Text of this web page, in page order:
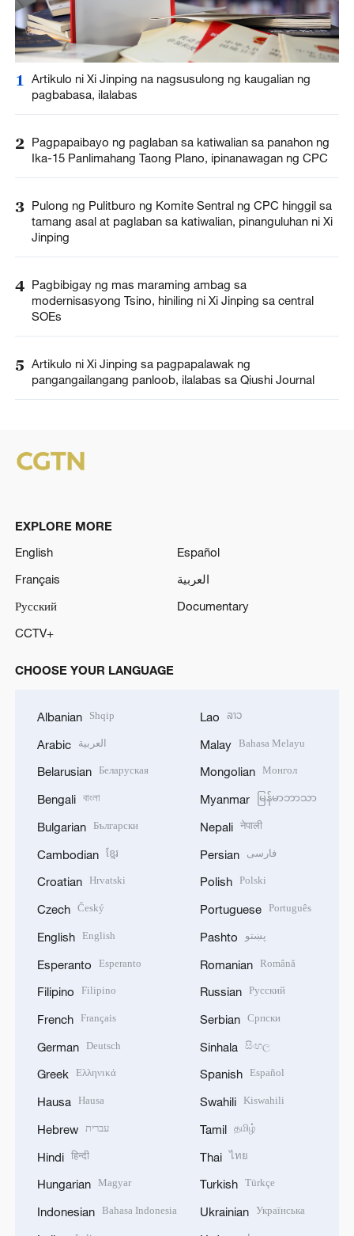
1
Artikulo ni Xi Jinping na nagsusulong ng kaugalian ng
pagbabasa, ilalabas
2 Pagpapaibayo ng paglaban sa katiwalian sa panahon ng
Ika-15 Panlimahang Taong Plano, ipinanawagan ng CPC
3 Pulong ng Pulitburo ng Komite Sentral ng CPC hinggil sa
tamang asal at paglaban sa katiwalian, pinanguluhan ni Xi
Jinping
4 Pagbibigay ng mas maraming ambag sa
modernisasyong Tsino, hiniling ni Xi Jinping sa central
SOEs
5 Artikulo ni Xi Jinping sa pagpapalawak ng
pangangailangang panloob, ilalabas sa Qiushi Journal
EXPLORE MORE
English
Español
Français
العربية
Русский
Documentary
CCTV+
CHOOSE YOUR LANGUAGE
Albanian Shqip
Arabic العربية
Belarusian Беларуская
Bengali বাংলা
Bulgarian Български
Cambodian ខ្មែរ
Croatian Hrvatski
Czech Český
English English
Esperanto Esperanto
Filipino Filipino
French Français
German Deutsch
Greek Ελληνικά
Hausa Hausa
Hebrew עברית
Hindi हिन्दी
Hungarian Magyar
Indonesian Bahasa Indonesia
Lao ລາວ
Malay Bahasa Melayu
Mongolian Монгол
Myanmar မြန်မာဘာသာ
Nepali नेपाली
Persian فارسی
Polish Polski
Portuguese Português
Pashto پښتو
Romanian Română
Russian Русский
Serbian Српски
Sinhala සිංහල
Spanish Español
Swahili Kiswahili
Tamil தமிழ்
Thai ไทย
Turkish Türkçe
Ukrainian Українська